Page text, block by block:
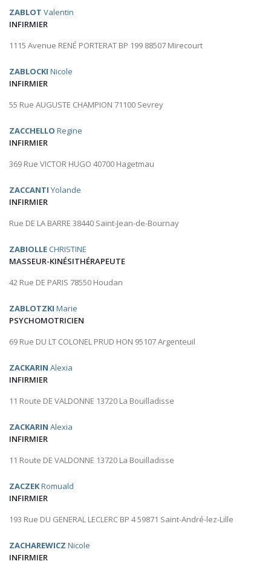
ZABLOT Valentin
INFIRMIER
1115 Avenue RENÉ PORTERAT BP 199 88507 Mirecourt
ZABLOCKI Nicole
INFIRMIER
55 Rue AUGUSTE CHAMPION 71100 Sevrey
ZACCHELLO Regine
INFIRMIER
369 Rue VICTOR HUGO 40700 Hagetmau
ZACCANTI Yolande
INFIRMIER
Rue DE LA BARRE 38440 Saint-Jean-de-Bournay
ZABIOLLE CHRISTINE
MASSEUR-KINÉSITHÉRAPEUTE
42 Rue DE PARIS 78550 Houdan
ZABLOTZKI Marie
PSYCHOMOTRICIEN
69 Rue DU LT COLONEL PRUD HON 95107 Argenteuil
ZACKARIN Alexia
INFIRMIER
11 Route DE VALDONNE 13720 La Bouilladisse
ZACKARIN Alexia
INFIRMIER
11 Route DE VALDONNE 13720 La Bouilladisse
ZACZEKRomuald
INFIRMIER
193 Rue DU GENERAL LECLERC BP 4 59871 Saint-André-lez-Lille
ZACHAREWICZ Nicole
INFIRMIER